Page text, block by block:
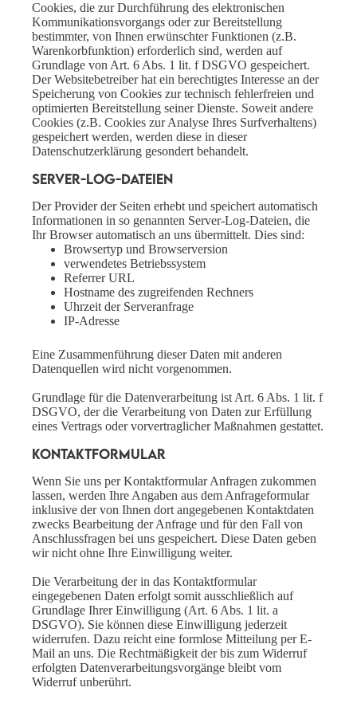
Cookies, die zur Durchführung des elektronischen
Kommunikationsvorgangs oder zur Bereitstellung
bestimmter, von Ihnen erwünschter Funktionen (z.B.
Warenkorbfunktion) erforderlich sind, werden auf
Grundlage von Art. 6 Abs. 1 lit. f DSGVO gespeichert.
Der Websitebetreiber hat ein berechtigtes Interesse an der
Speicherung von Cookies zur technisch fehlerfreien und
optimierten Bereitstellung seiner Dienste. Soweit andere
Cookies (z.B. Cookies zur Analyse Ihres Surfverhaltens)
gespeichert werden, werden diese in dieser
Datenschutzerklärung gesondert behandelt.
Server-Log-Dateien
Der Provider der Seiten erhebt und speichert automatisch
Informationen in so genannten Server-Log-Dateien, die
Ihr Browser automatisch an uns übermittelt. Dies sind:
Browsertyp und Browserversion
verwendetes Betriebssystem
Referrer URL
Hostname des zugreifenden Rechners
Uhrzeit der Serveranfrage
IP-Adresse
Eine Zusammenführung dieser Daten mit anderen
Datenquellen wird nicht vorgenommen.
Grundlage für die Datenverarbeitung ist Art. 6 Abs. 1 lit. f
DSGVO, der die Verarbeitung von Daten zur Erfüllung
eines Vertrags oder vorvertraglicher Maßnahmen gestattet.
Kontaktformular
Wenn Sie uns per Kontaktformular Anfragen zukommen
lassen, werden Ihre Angaben aus dem Anfrageformular
inklusive der von Ihnen dort angegebenen Kontaktdaten
zwecks Bearbeitung der Anfrage und für den Fall von
Anschlussfragen bei uns gespeichert. Diese Daten geben
wir nicht ohne Ihre Einwilligung weiter.
Die Verarbeitung der in das Kontaktformular
eingegebenen Daten erfolgt somit ausschließlich auf
Grundlage Ihrer Einwilligung (Art. 6 Abs. 1 lit. a
DSGVO). Sie können diese Einwilligung jederzeit
widerrufen. Dazu reicht eine formlose Mitteilung per E-
Mail an uns. Die Rechtmäßigkeit der bis zum Widerruf
erfolgten Datenverarbeitungsvorgänge bleibt vom
Widerruf unberührt.